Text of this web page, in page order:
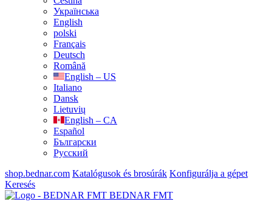
Українська
English
polski
Français
Deutsch
Română
English – US
Italiano
Dansk
Lietuvių
English – CA
Español
Български
Русский
shop.bednar.com Katalógusok és brosúrák Konfigurálja a gépet
Keresés
BEDNAR FMT